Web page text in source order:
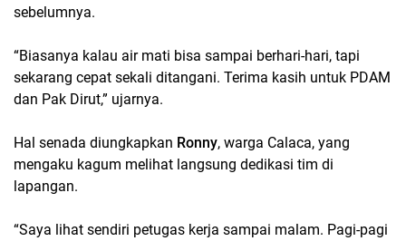
sebelumnya.
“Biasanya kalau air mati bisa sampai berhari-hari, tapi
sekarang cepat sekali ditangani. Terima kasih untuk PDAM
dan Pak Dirut,” ujarnya.
Hal senada diungkapkan Ronny, warga Calaca, yang
mengaku kagum melihat langsung dedikasi tim di
lapangan.
“Saya lihat sendiri petugas kerja sampai malam. Pagi-pagi